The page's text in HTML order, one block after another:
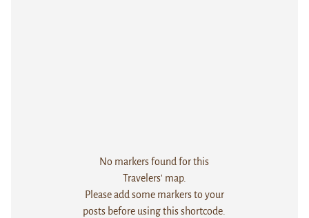
No markers found for this
Travelers' map.
Please add some markers to your
posts before using this shortcode.